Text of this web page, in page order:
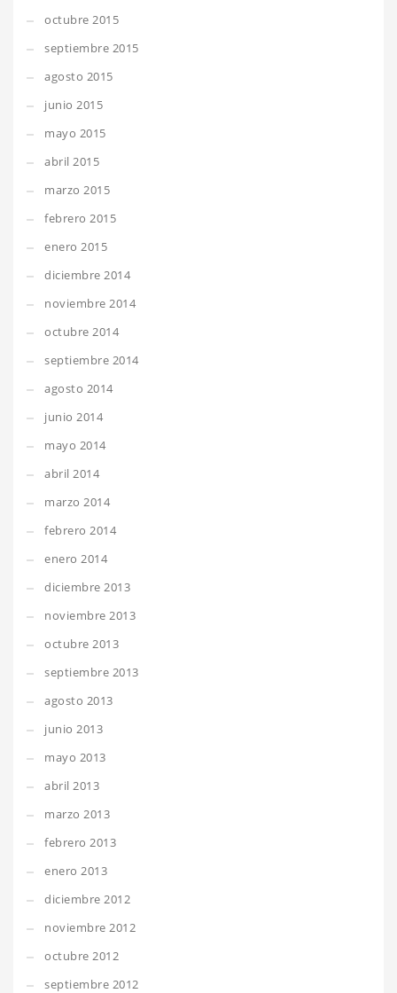
octubre 2015
septiembre 2015
agosto 2015
junio 2015
mayo 2015
abril 2015
marzo 2015
febrero 2015
enero 2015
diciembre 2014
noviembre 2014
octubre 2014
septiembre 2014
agosto 2014
junio 2014
mayo 2014
abril 2014
marzo 2014
febrero 2014
enero 2014
diciembre 2013
noviembre 2013
octubre 2013
septiembre 2013
agosto 2013
junio 2013
mayo 2013
abril 2013
marzo 2013
febrero 2013
enero 2013
diciembre 2012
noviembre 2012
octubre 2012
septiembre 2012